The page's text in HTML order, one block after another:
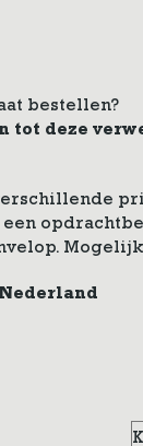
bestellen?
tot deze